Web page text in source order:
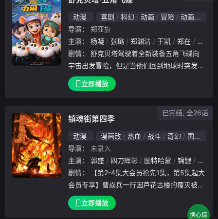
盟，不仅要寻找遗失飞船化做的秘宝，更要对
抗虎视眈眈的整个修仙界，在危机四伏中寻找
击败“虚无”的希望。
动漫 喜剧 科幻 动画 冒险 动画片
导演：
郑亚旗
主演：
杨凝 张璐 郑渊洁 王凯 郑在 露西
剧情：
宇宙出发冒险，但是当他们回到地球时突发意
外，穿越到十年后的魔方市。老鼠们的航空公
司已经被捣毁，有一伙自称“极盗团”的老鼠们
园，舒
立即播放
镇魂街第四季
动漫 漫画改 热血 战斗 奇幻
国创（B站）
导演：
未录入
主演：
郭盛 四刀辉彰 图特哈蒙 锦鲤 路扬
剧情：
会员专享】曹焱兵一行因芦花古楼的覆灭被皇
甫龙斗领导的天罡龙棋将栽赃嫁祸，全员受到
灵域的通缉，在经过“天武街”和“风雷街”时，
立即播放
已完结, 全26话
换心情